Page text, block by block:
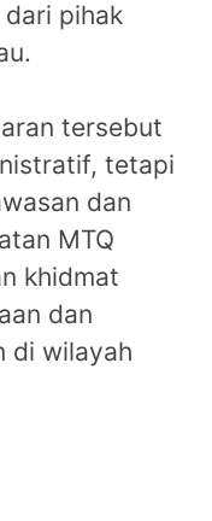
pihak
tersebut
tetapi
dan
MTQ
khidmat
dan
di wilayah